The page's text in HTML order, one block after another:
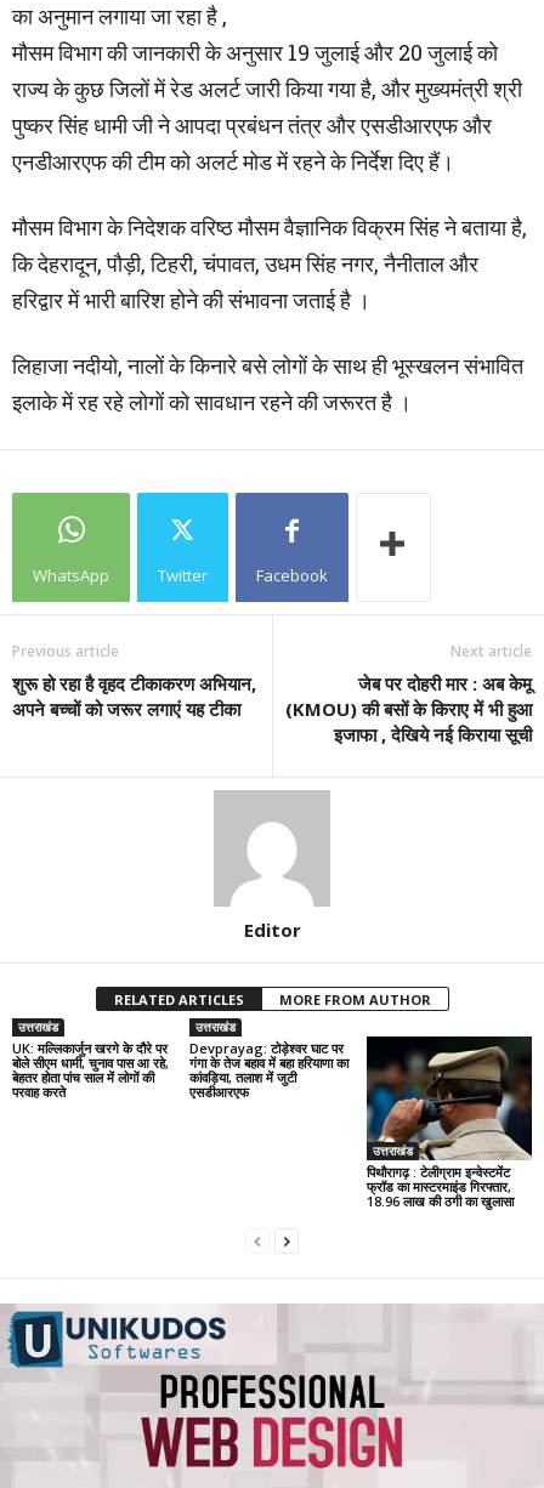
का अनुमान लगाया जा रहा है ,
मौसम विभाग की जानकारी के अनुसार 19 जुलाई और 20 जुलाई को
राज्य के कुछ जिलों में रेड अलर्ट जारी किया गया है, और मुख्यमंत्री श्री
पुष्कर सिंह धामी जी ने आपदा प्रबंधन तंत्र और एसडीआरएफ और
एनडीआरएफ की टीम को अलर्ट मोड में रहने के निर्देश दिए हैं।
मौसम विभाग के निदेशक वरिष्ठ मौसम वैज्ञानिक विक्रम सिंह ने बताया है,
कि देहरादून, पौड़ी, टिहरी, चंपावत, उधम सिंह नगर, नैनीताल और
हरिद्वार में भारी बारिश होने की संभावना जताई है ।
लिहाजा नदीयो, नालों के किनारे बसे लोगों के साथ ही भूस्खलन संभावित
इलाके में रह रहे लोगों को सावधान रहने की जरूरत है ।
WhatsApp Twitter Facebook
Previous article
शुरू हो रहा है वृहद टीकाकरण अभियान,
अपने बच्चों को जरूर लगाएं यह टीका
Next article
जेब पर दोहरी मार : अब केमू
(KMOU) की बसों के किराए में भी हुआ
इजाफा , देखिये नई किराया सूची
Editor
RELATED ARTICLES MORE FROM AUTHOR
उत्तराखंड
UK: मल्लिकार्जुन खरगे के दौरे पर
बोले सीएम धामी, चुनाव पास आ रहे,
बेहतर होता पांच साल में लोगों की
परवाह करते
उत्तराखंड
Devprayag: टोड़ेश्वर घाट पर
गंगा के तेज बहाव में बहा हरियाणा का
कांवड़िया, तलाश में जुटी
एसडीआरएफ
उत्तराखंड
पिथौरागढ़ : टेलीग्राम इन्वेस्टमेंट
फ्रॉड का मास्टरमाइंड गिरफ्तार,
18.96 लाख की ठगी का खुलासा